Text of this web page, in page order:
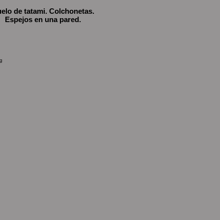
de tatami. Colchonetas.
Espejos en una pared.